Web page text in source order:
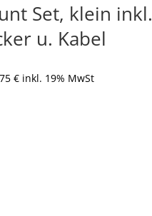
Set, klein inkl.
u. Kabel
€ inkl. 19% MwSt